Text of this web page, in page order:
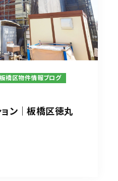
板橋区物件情報ブログ
ン｜板橋区徳丸